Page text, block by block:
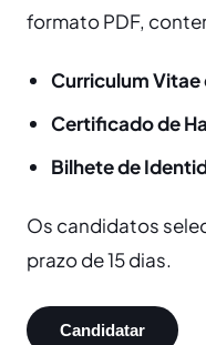
formato PDF,
Curriculum
Certificado de
Bilhete de
​Os candidatos
prazo de 15 dias.